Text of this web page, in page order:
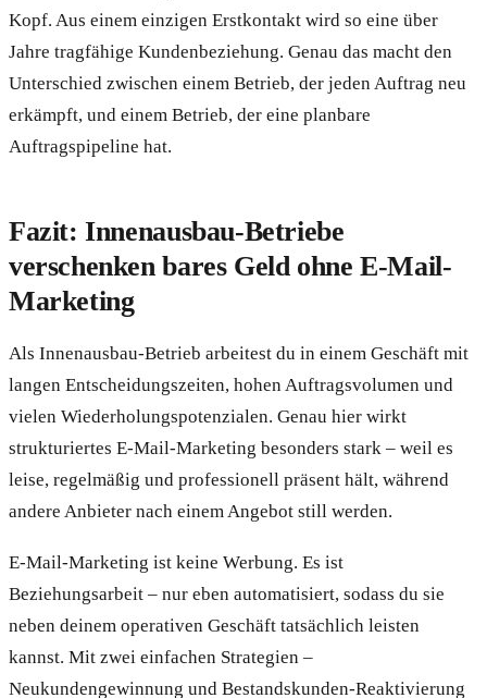
Kopf. Aus einem einzigen Erstkontakt wird so eine über
Jahre tragfähige Kundenbeziehung. Genau das macht den
Unterschied zwischen einem Betrieb, der jeden Auftrag neu
erkämpft, und einem Betrieb, der eine planbare
Auftragspipeline hat.
Fazit: Innenausbau-Betriebe
verschenken bares Geld ohne E-Mail-
Marketing
Als Innenausbau-Betrieb arbeitest du in einem Geschäft mit
langen Entscheidungszeiten, hohen Auftragsvolumen und
vielen Wiederholungspotenzialen. Genau hier wirkt
strukturiertes E-Mail-Marketing besonders stark – weil es
leise, regelmäßig und professionell präsent hält, während
andere Anbieter nach einem Angebot still werden.
E-Mail-Marketing ist keine Werbung. Es ist
Beziehungsarbeit – nur eben automatisiert, sodass du sie
neben deinem operativen Geschäft tatsächlich leisten
kannst. Mit zwei einfachen Strategien –
Neukundengewinnung und Bestandskunden-Reaktivierung